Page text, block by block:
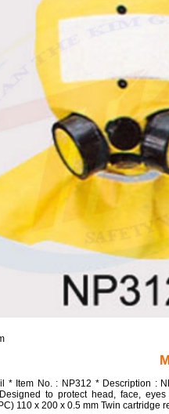
* Item No. : NP312 * Description :
to protect head, face,
110 x 200 x 0.5 mm Twin cartridge